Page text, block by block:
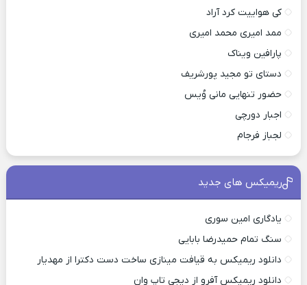
کی هواییت کرد آراد
ممد امیری محمد امیری
پارافین ویناک
دستای تو مجید پورشریف
حضور تنهایی مانی وُیس
اجبار دورچی
لجباز فرجام
ریمیکس های جدید
یادگاری امین سوری
سنگ تمام حمیدرضا بابایی
دانلود ریمیکس به قیافت مینازی ساخت دست دکترا از مهدیار
دانلود ریمیکس آفرو از ديجی تاپ وان